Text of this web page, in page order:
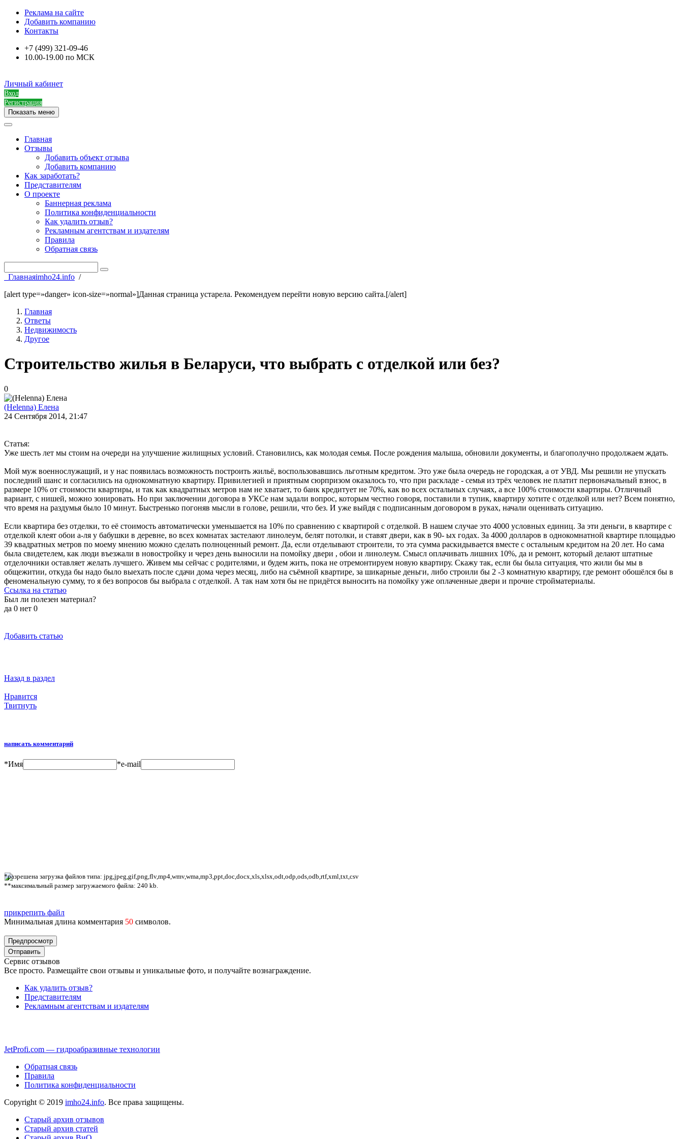
Реклама на сайте
Добавить компанию
Контакты
+7 (499) 321-09-46
10.00-19.00 по МСК
Личный кабинет
Вход
Регистрация
Показать меню
Главная
Отзывы
Добавить объект отзыва
Добавить компанию
Как заработать?
Представителям
О проекте
Баннерная реклама
Политика конфиденциальности
Как удалить отзыв?
Рекламным агентствам и издателям
Правила
Обратная связь
Главнаяimho24.info /
[alert type=»danger» icon-size=»normal»]Данная страница устарела. Рекомендуем перейти новую версию сайта.[/alert]
Главная
Ответы
Недвижимость
Другое
Строительство жилья в Беларуси, что выбрать с отделкой или без?
0
(Helenna) Елена
24 Сентября 2014, 21:47
Статья:
Уже шесть лет мы стоим на очереди на улучшение жилищных условий. Становились, как молодая семья. После рождения малыша, обновили документы, и благополучно продолжаем ждать.
Мой муж военнослужащий, и у нас появилась возможность построить жильё, воспользовавшись льготным кредитом. Это уже была очередь не городская, а от УВД. Мы решили не упускать
последний шанс и согласились на однокомнатную квартиру. Привилегией и приятным сюрпризом оказалось то, что при раскладе - семья из трёх человек не платит первоначальный взнос, в
размере 10% от стоимости квартиры, и так как квадратных метров нам не хватает, то банк кредитует не 70%, как во всех остальных случаях, а все 100% стоимости квартиры. Отличный
вариант, с нишей, можно зонировать. Но при заключении договора в УКСе нам задали вопрос, которым честно говоря, поставили в тупик, квартиру хотите с отделкой или нет? Всем понятно,
что время на раздумья было 10 минут. Быстренько погоняв мысли в голове, решили, что без. И уже выйдя с подписанным договором в руках, начали оценивать ситуацию.
Если квартира без отделки, то её стоимость автоматически уменьшается на 10% по сравнению с квартирой с отделкой. В нашем случае это 4000 условных единиц. За эти деньги, в квартире с
отделкой клеят обои а-ля у бабушки в деревне, во всех комнатах застелают линолеум, белят потолки, и ставят двери, как в 90- ых годах. За 4000 долларов в однокомнатной квартире площадью
39 квадратных метров по моему мнению можно сделать полноценный ремонт. Да, если отделывают строители, то эта сумма раскидывается вместе с остальным кредитом на 20 лет. Но сама
была свидетелем, как люди въезжали в новостройку и через день выносили на помойку двери , обои и линолеум. Смысл оплачивать лишних 10%, да и ремонт, который делают штатные
отделочники оставляет желать лучшего. Живем мы сейчас с родителями, и будем жить, пока не отремонтируем новую квартиру. Скажу так, если бы была ситуация, что жили бы мы в
общежитии, откуда бы надо было выехать после сдачи дома через месяц, либо на съёмной квартире, за шикарные деньги, либо строили бы 2 -3 комнатную квартиру, где ремонт обошёлся бы в
феноменальную сумму, то я без вопросов бы выбрала с отделкой. А так нам хотя бы не придётся выносить на помойку уже оплаченные двери и прочие стройматериалы.
Ссылка на статью
Был ли полезен материал?
да 0 нет 0
Добавить статью
Назад в раздел
Нравится
Твитнуть
написать комментарий
*Имя *e-mail
*разрешена загрузка файлов типа: jpg,jpeg,gif,png,flv,mp4,wmv,wma,mp3,ppt,doc,docx,xls,xlsx,odt,odp,ods,odb,rtf,xml,txt,csv
**максимальный размер загружаемого файла: 240 kb.
прикрепить файл
Минимальная длина комментария 50 символов.
Сервис отзывов
Все просто. Размещайте свои отзывы и уникальные фото, и получайте вознаграждение.
Как удалить отзыв?
Представителям
Рекламным агентствам и издателям
JetProfi.com — гидроабразивные технологии
Обратная связь
Правила
Политика конфиденциальности
Copyright © 2019 imho24.info. Все права защищены.
Старый архив отзывов
Старый архив статей